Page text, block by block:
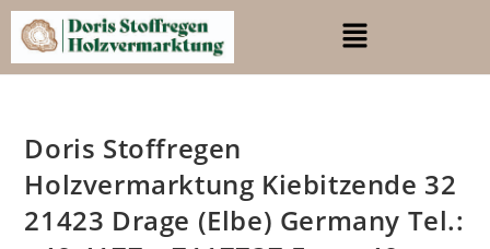
Doris Stoffregen
Holzvermarktung Kiebitzende 32
21423 Drage (Elbe) Germany Tel.: